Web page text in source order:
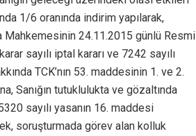
1/6 oranında indirim yapılarak,
Mahkemesinin 24.11.2015 günlü Resmi
sayılı iptal kararı ve 7242 sayılı
TCK’nın 53. maddesinin 1. ve 2.
Sanığın tutuklulukta ve gözaltında
sayılı yasanın 16. maddesi
soruşturmada görev alan kolluk